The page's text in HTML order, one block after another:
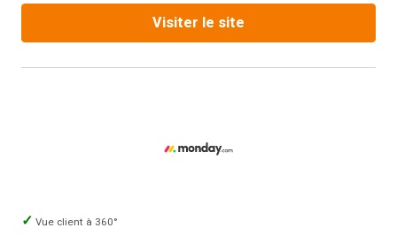
Visiter le site
Vue client à 360°